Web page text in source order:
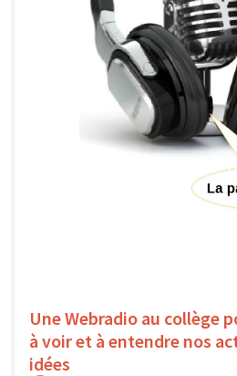
Une Webradio au collège
à voir et à entendre nos
idées